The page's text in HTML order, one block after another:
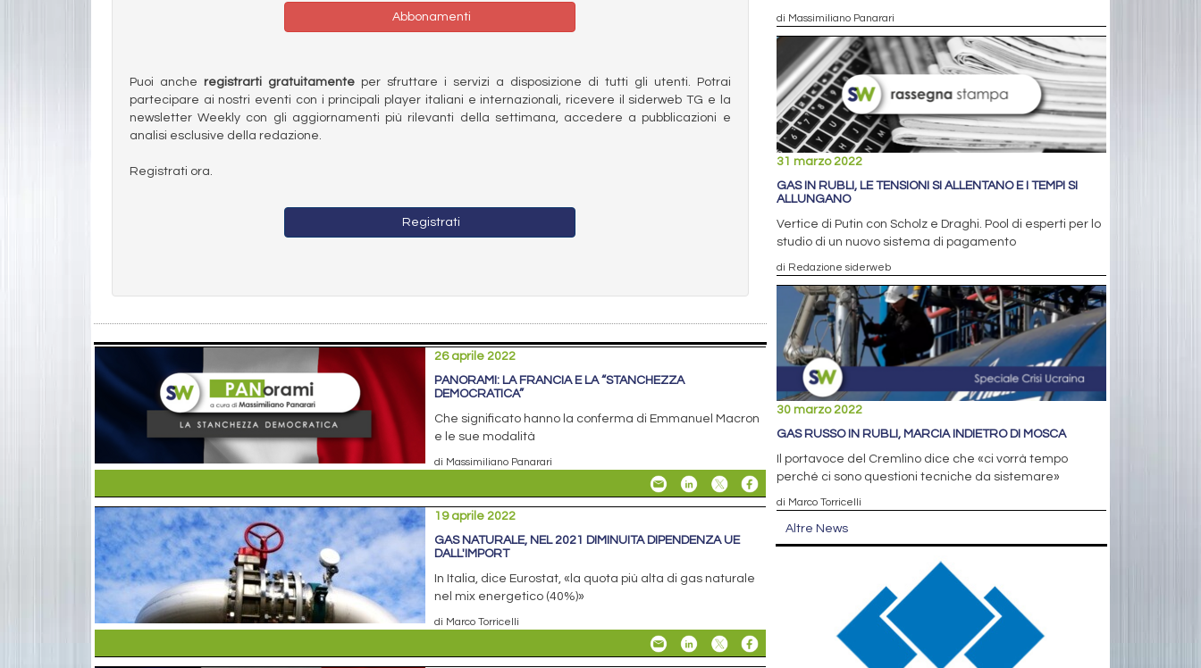
Abbonamenti
Puoi anche registrarti gratuitamenteper sfruttare i servizi a disposizione di tutti gli utenti. Potrai
partecipare ai nostri eventi con i principali player italiani e internazionali, ricevere il siderweb TG e la
newsletter Weekly con gli aggiornamenti più rilevanti della settimana, accedere a pubblicazioni e
analisi esclusive della redazione.
Registrati ora.
Registrati
26 aprile 2022
PANORAMI: LA FRANCIA E LA “STANCHEZZA
DEMOCRATICA”
Che significato hanno la conferma di Emmanuel Macron
e le sue modalità
di Massimiliano Panarari
19 aprile 2022
GAS NATURALE, NEL 2021 DIMINUITA DIPENDENZA UE
DALL'IMPORT
In Italia, dice Eurostat, «la quota più alta di gas naturale
nel mix energetico (40%)»
di Marco Torricelli
di Massimiliano Panarari
31 marzo 2022
GAS IN RUBLI, LE TENSIONI SI ALLENTANO E I TEMPI SI
ALLUNGANO
Vertice di Putin con Scholz e Draghi. Pool di esperti per lo
studio di un nuovo sistema di pagamento
di Redazione siderweb
30 marzo 2022
GAS RUSSO IN RUBLI, MARCIA INDIETRO DI MOSCA
Il portavoce del Cremlino dice che «ci vorrà tempo
perché ci sono questioni tecniche da sistemare»
di Marco Torricelli
Altre News